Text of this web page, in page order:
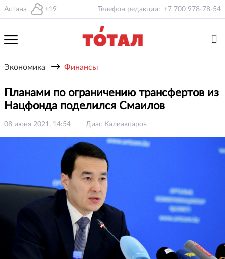
Астана +19 Телефон редакции: +7 700 978-78-54
Экономика → Финансы
Планами по ограничению трансфертов из
Нацфонда поделился Смаилов
08 июня 2021, 14:54 Диас Калиакпаров